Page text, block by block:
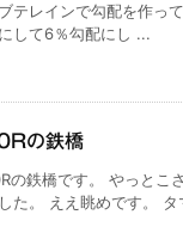
テレインで勾配を作っ
して6％勾配にし ...
の鉄橋
の鉄橋です。 やっとこ
た。 ええ眺めです。 タ